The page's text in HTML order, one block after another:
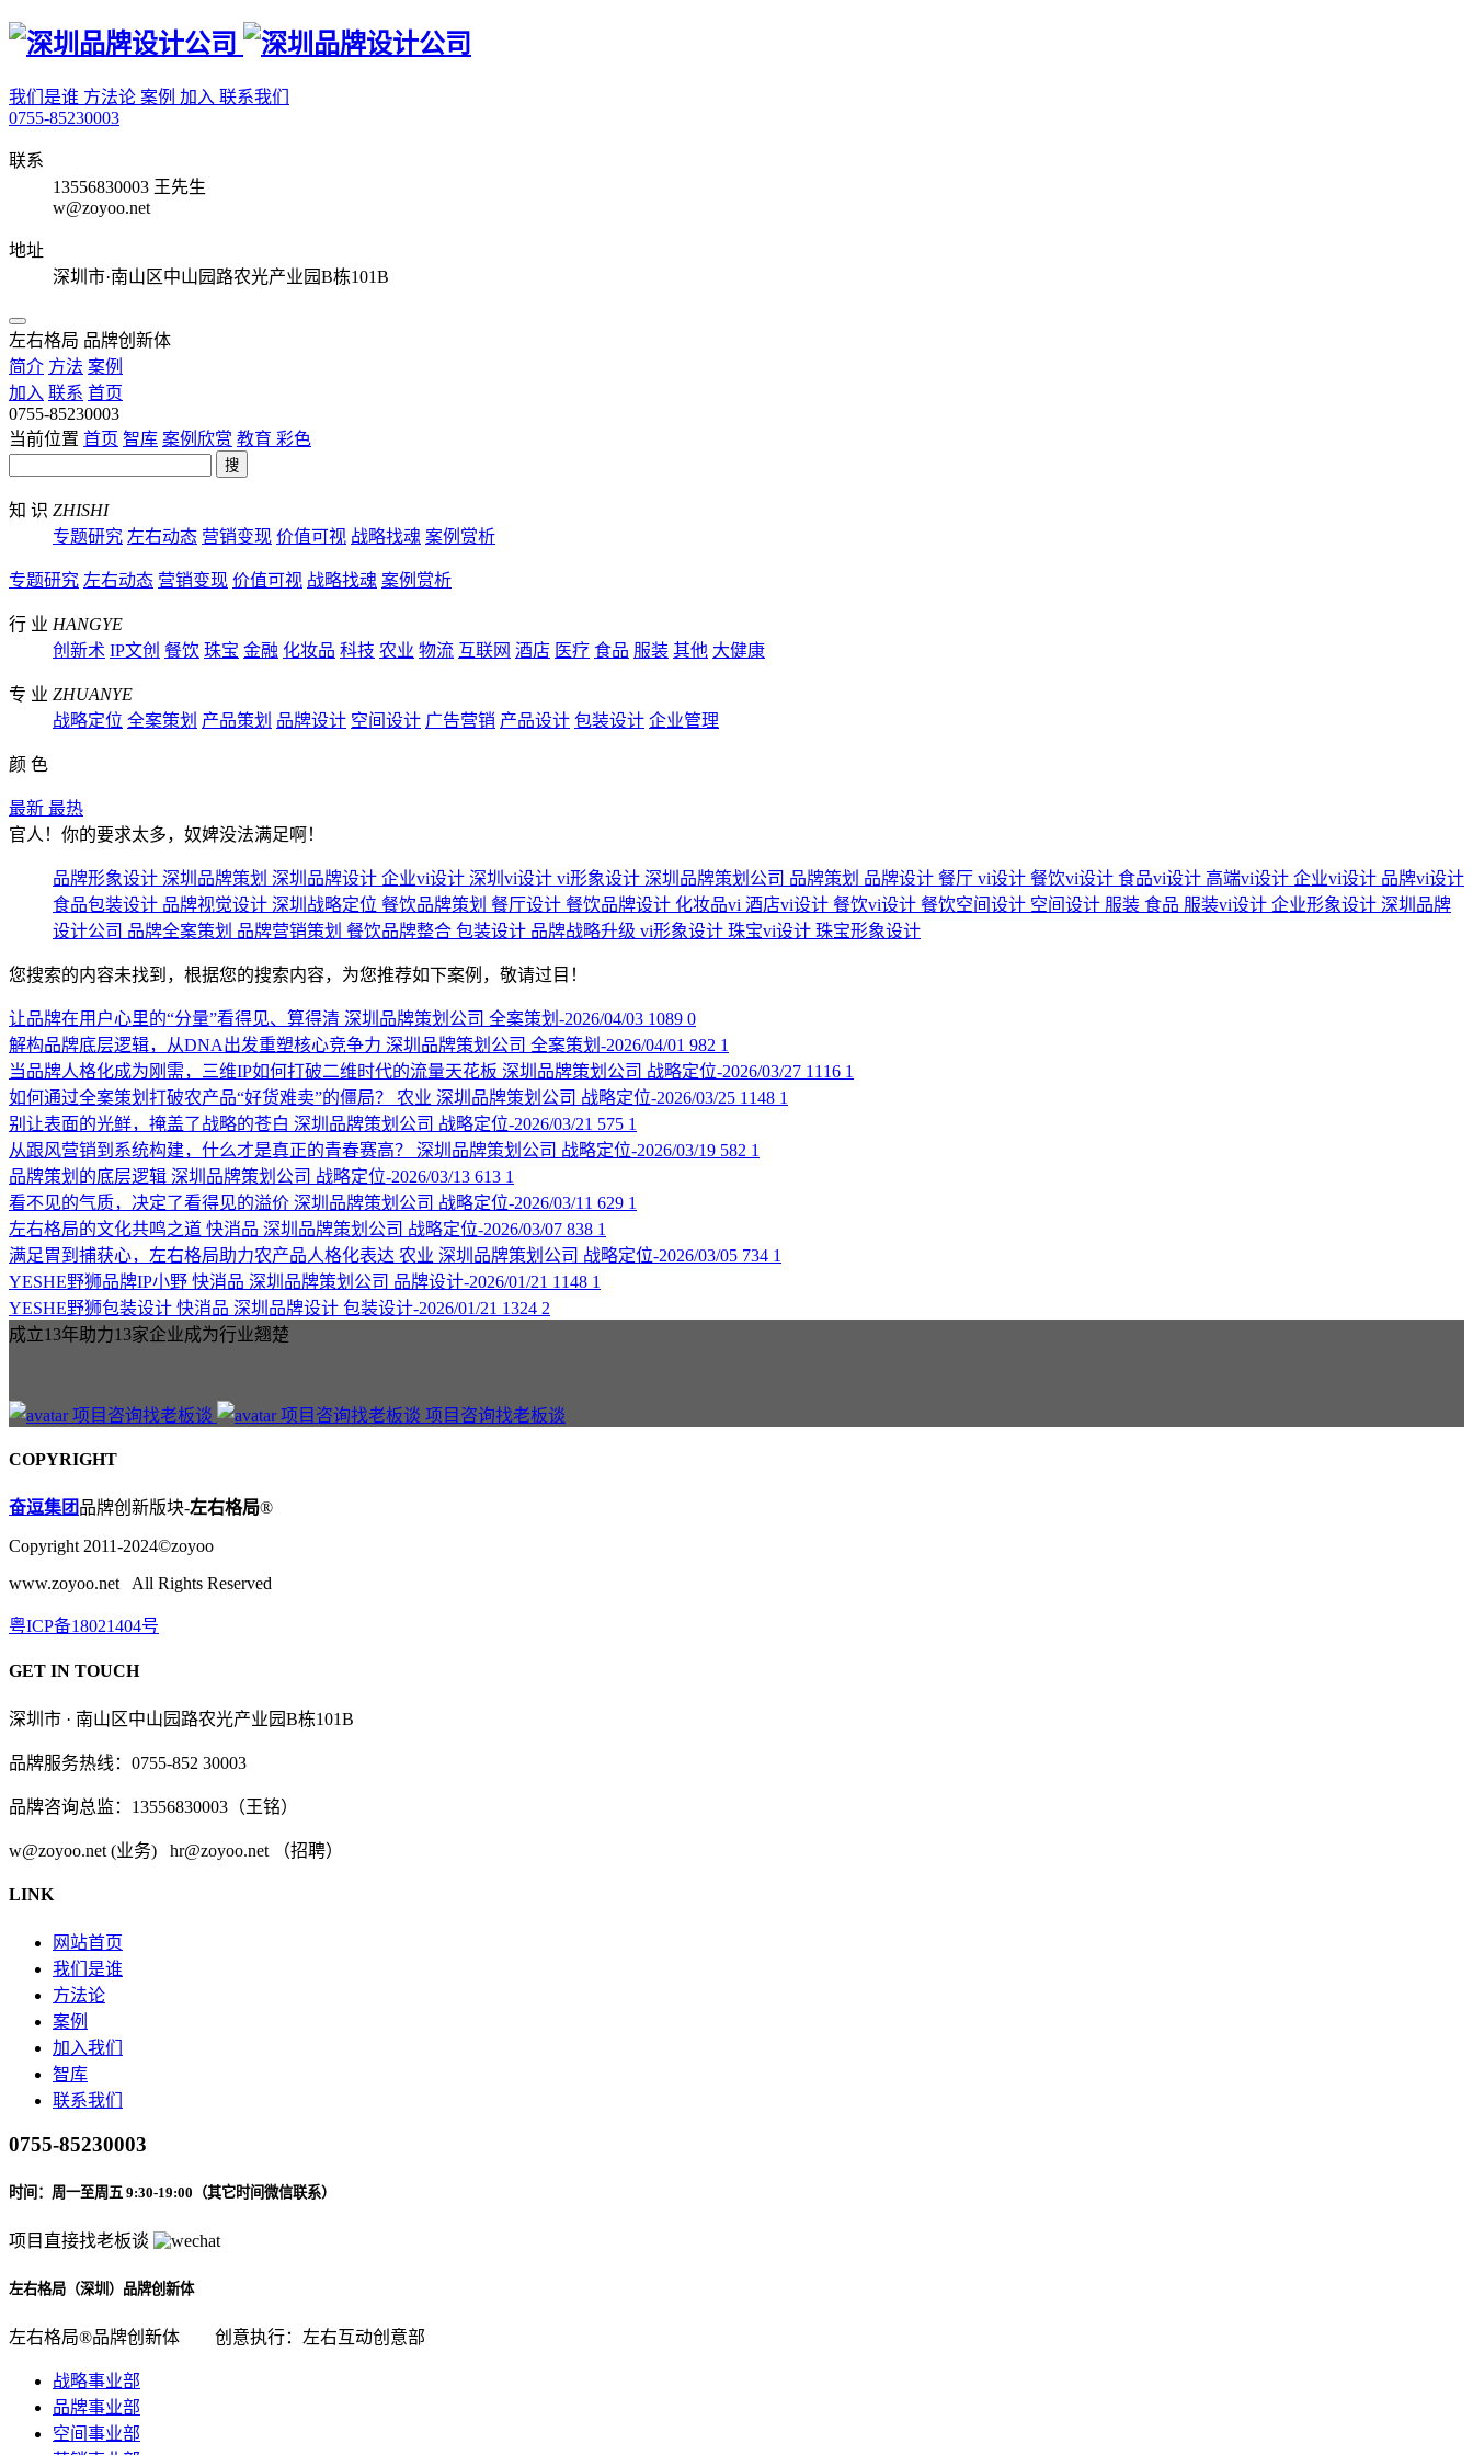
我们是谁 方法论 案例 加入 联系我们
0755-85230003
联系
13556830003 王先生
w@zoyoo.net
地址
深圳市·南山区中山园路农光产业园B栋101B
左右格局 品牌创新体
简介 方法 案例
加入 联系 首页
0755-85230003
当前位置 首页 智库 案例欣赏 教育 彩色
搜
知 识 ZHISHI
专题研究 左右动态 营销变现 价值可视 战略找魂 案例赏析
专题研究 左右动态 营销变现 价值可视 战略找魂 案例赏析
行 业 HANGYE
创新术 IP文创 餐饮 珠宝 金融 化妆品 科技 农业 物流 互联网 酒店 医疗 食品 服装 其他 大健康
专 业 ZHUANYE
战略定位 全案策划 产品策划 品牌设计 空间设计 广告营销 产品设计 包装设计 企业管理
颜 色
最新 最热
官人！你的要求太多，奴婢没法满足啊！
品牌形象设计 深圳品牌策划 深圳品牌设计 企业vi设计 深圳vi设计 vi形象设计 深圳品牌策划公司 品牌策划 品牌设计 餐厅 vi设计 餐饮vi设计 食品vi设计 高端vi设计 企业vi设计 品牌vi设计
食品包装设计 品牌视觉设计 深圳战略定位 餐饮品牌策划 餐厅设计 餐饮品牌设计 化妆品vi 酒店vi设计 餐饮vi设计 餐饮空间设计 空间设计 服装 食品 服装vi设计 企业形象设计 深圳品牌
设计公司 品牌全案策划 品牌营销策划 餐饮品牌整合 包装设计 品牌战略升级 vi形象设计 珠宝vi设计 珠宝形象设计
您搜索的内容未找到，根据您的搜索内容，为您推荐如下案例，敬请过目！
让品牌在用户心里的“分量”看得见、算得清 深圳品牌策划公司 全案策划-2026/04/03 1089 0
解构品牌底层逻辑，从DNA出发重塑核心竞争力 深圳品牌策划公司 全案策划-2026/04/01 982 1
当品牌人格化成为刚需，三维IP如何打破二维时代的流量天花板 深圳品牌策划公司 战略定位-2026/03/27 1116 1
如何通过全案策划打破农产品“好货难卖”的僵局？
农业 深圳品牌策划公司 战略定位-2026/03/25 1148 1
别让表面的光鲜，掩盖了战略的苍白 深圳品牌策划公司 战略定位-2026/03/21 575 1
从跟风营销到系统构建，什么才是真正的青春赛高？
深圳品牌策划公司 战略定位-2026/03/19 582 1
品牌策划的底层逻辑 深圳品牌策划公司 战略定位-2026/03/13 613 1
看不见的气质，决定了看得见的溢价 深圳品牌策划公司 战略定位-2026/03/11 629 1
左右格局的文化共鸣之道 快消品 深圳品牌策划公司 战略定位-2026/03/07 838 1
满足胃到捕获心，左右格局助力农产品人格化表达 农业 深圳品牌策划公司 战略定位-2026/03/05 734 1
YESHE野狮品牌IP小野 快消品 深圳品牌策划公司 品牌设计-2026/01/21 1148 1
YESHE野狮包装设计 快消品 深圳品牌设计 包装设计-2026/01/21 1324 2
成立13年助力13家企业成为行业翘楚
项目咨询找老板谈
COPYRIGHT
奋逗集团品牌创新版块-左右格局®
Copyright 2011-2024©zoyoo
www.zoyoo.net All Rights Reserved
粤ICP备18021404号
GET IN TOUCH
深圳市 · 南山区中山园路农光产业园B栋101B
品牌服务热线：0755-852 30003
品牌咨询总监：13556830003（王铭）
w@zoyoo.net (业务) hr@zoyoo.net （招聘）
LINK
网站首页
我们是谁
方法论
案例
加入我们
智库
联系我们
0755-85230003
时间：周一至周五 9:30-19:00（其它时间微信联系）
项目直接找老板谈
左右格局（深圳）品牌创新体
左右格局®品牌创新体 创意执行：左右互动创意部
战略事业部
品牌事业部
空间事业部